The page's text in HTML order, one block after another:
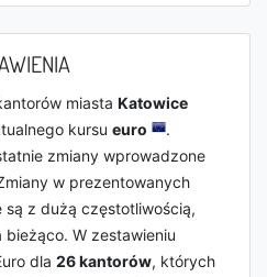
miasta Katowice
kursu euro
.
zmiany wprowadzone
w prezentowanych
z dużą częstotliwością,
W zestawieniu
dla 26 kantorów, których